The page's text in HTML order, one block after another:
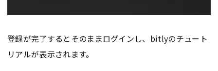
登録が完了するとそのままログインし、bitlyのチュート
リアルが表示されます。